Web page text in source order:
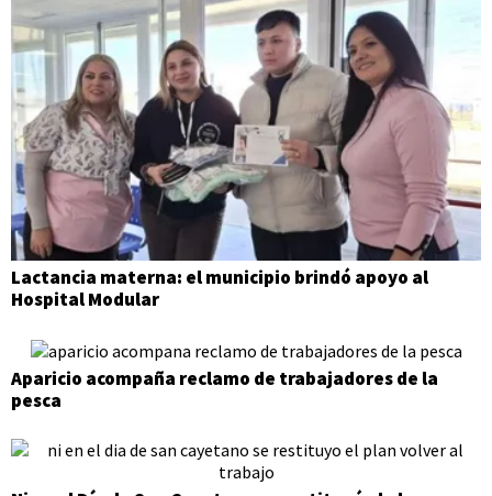
Lactancia materna: el municipio brindó apoyo al
Hospital Modular
Aparicio acompaña reclamo de trabajadores de la
pesca